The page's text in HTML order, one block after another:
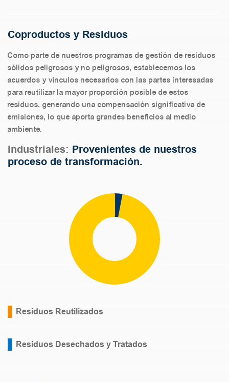
Coproductos y Residuos
Como parte de nuestros programas de gestión de residuos
sólidos peligrosos y no peligrosos, establecemos los
acuerdos y vínculos necesarios con las partes interesadas
para reutilizar la mayor proporción posible de estos
residuos, generando una compensación significativa de
emisiones, lo que aporta grandes beneficios al medio
ambiente.
Industriales: Provenientes de nuestros
proceso de transformación.
Residuos Reutilizados
Residuos Desechados y Tratados